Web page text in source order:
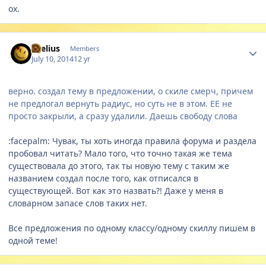
ох.
Laelius Members
July 10, 201412 yr
верно. создал тему в предложении, о скиле смерч, причем
не предлогал вернуть радиус, но суть не в этом. ЕЕ не
просто закрыли, а сразу удалили. Даешь свободу слова
:facepalm: Чувак, ты хоть иногда правила форума и раздела
пробовал читать? Мало того, что точно такая же тема
существовала до этого, так ты новую тему с таким же
названием создал после того, как отписался в
существующей. Вот как это назвать?! Даже у меня в
словарном запасе слов таких нет.
Все предложения по одному классу/одному скиллу пишем в
одной теме!